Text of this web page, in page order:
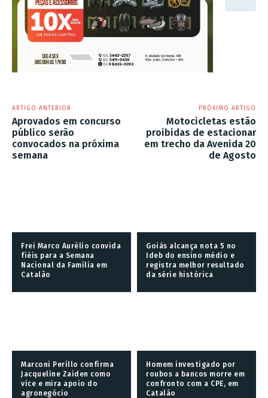
ARTIGO ANTERIOR
Aprovados em concurso
público serão
convocados na próxima
semana
PRÓXIMO ARTIGO
Motocicletas estão
proibidas de estacionar
em trecho da Avenida 20
de Agosto
Frei Marco Aurélio convida
fiéis para a Semana
Nacional da Família em
Catalão
Goiás alcança nota 5 no
Ideb do ensino médio e
registra melhor resultado
da série histórica
Marconi Perillo confirma
Jacqueline Zaiden como
vice e mira apoio do
agronegócio
Homem investigado por
roubos a bancos morre em
confronto com a CPE, em
Catalão